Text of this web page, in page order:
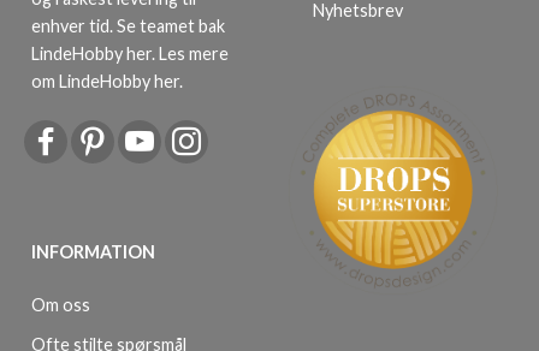
enhver tid. Se teamet bak
LindeHobby her.Les mere
om LindeHobby her.
INFORMATION
Om oss
Ofte stilte spørsmål
Nyhetsbrev